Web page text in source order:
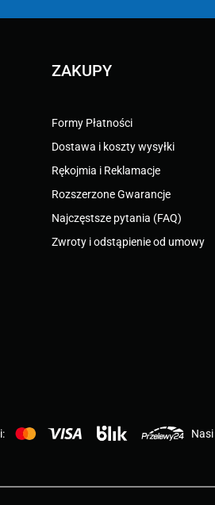
ZAKUPY
Formy Płatności
Dostawa i koszty wysyłki
Rękojmia i Reklamacje
Rozszerzone Gwarancje
Najczęstsze pytania (FAQ)
Zwroty i odstąpienie od umowy